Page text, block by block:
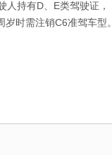
持有D、E类驾驶证，
时需注销C6准驾车型。